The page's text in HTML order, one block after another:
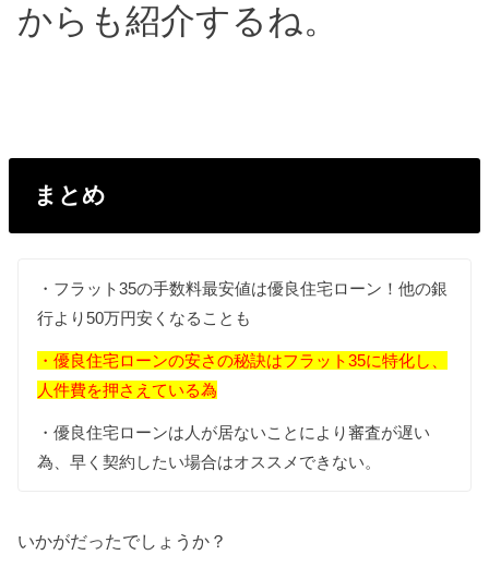
からも紹介するね。
まとめ
・フラット35の手数料最安値は優良住宅ローン！他の銀
行より50万円安くなることも
・優良住宅ローンの安さの秘訣はフラット35に特化し、
人件費を押さえている為
・優良住宅ローンは人が居ないことにより審査が遅い
為、早く契約したい場合はオススメできない。
いかがだったでしょうか？